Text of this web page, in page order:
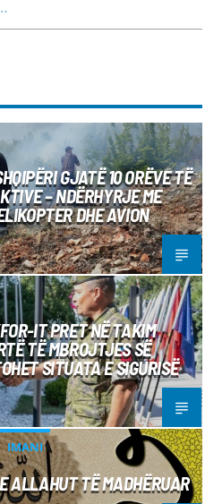
GJATË 10 ORËVE TË
– NDËRHYRJE ME
DHE AVION
IT PRET NË TAKIM
TË MBROJTJES SË
SITUATA E SIGURISË
IMANI
ALLAHUT TË MADHËRUAR